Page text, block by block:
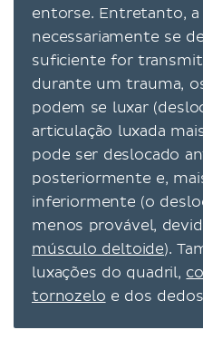
entorse. Entretanto,
necessariamente se
suficiente for
durante um trauma,
podem se luxar
articulação luxada
pode ser deslocado
posteriormente e,
inferiormente (o
menos provável,
músculo deltoide).
luxações do quadril,
tornozelo e dos